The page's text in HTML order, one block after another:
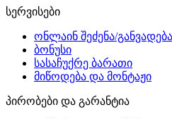
სერვისები
ონლაინ შეძენა/განვადება
ბონუსი
სასაჩუქრე ბარათი
მიწოდება და მონტაჟი
პირობები და გარანტია